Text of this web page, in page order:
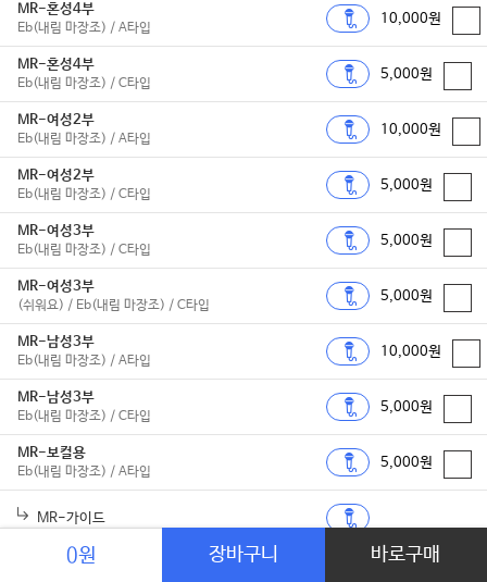
MR-혼성4부
Eb(내림 마장조) / A타입
10,000원
MR-혼성4부
Eb(내림 마장조) / C타입
5,000원
MR-여성2부
Eb(내림 마장조) / A타입
10,000원
MR-여성2부
Eb(내림 마장조) / C타입
5,000원
MR-여성3부
Eb(내림 마장조) / C타입
5,000원
MR-여성3부
(쉬워요) / Eb(내림 마장조) / C타입
5,000원
MR-남성3부
Eb(내림 마장조) / A타입
10,000원
MR-남성3부
Eb(내림 마장조) / C타입
5,000원
MR-보컬용
Eb(내림 마장조) / A타입
5,000원
MR-가이드
MR-보컬용
0원 장바구니 바로구매